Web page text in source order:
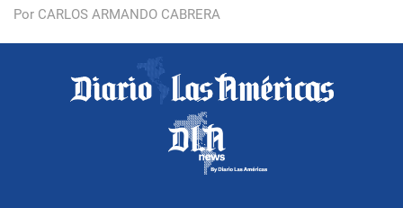
Por CARLOS ARMANDO CABRERA